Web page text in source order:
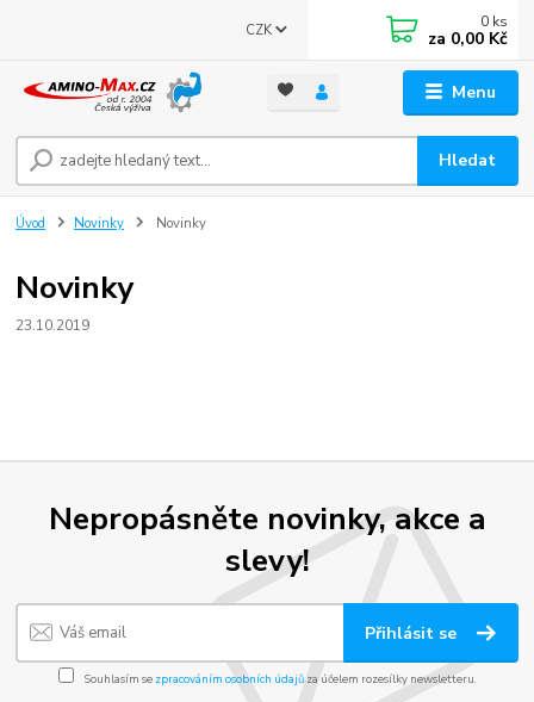
Menu
CZK
Hledat
0 ks
za 0,00 Kč
Úvod Novinky Novinky
Novinky
23.10.2019
Nepropásněte novinky, akce a
slevy!
Přihlásit se
Souhlasím se zpracováním osobních údajůza účelem rozesílky newsletteru.